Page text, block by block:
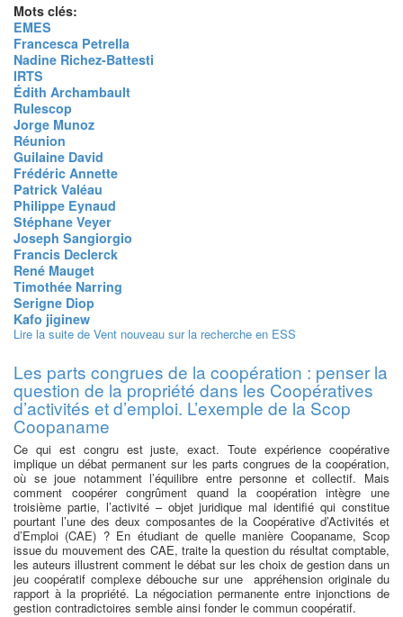
Mots clés:
EMES
Francesca Petrella
Nadine Richez-Battesti
IRTS
Édith Archambault
Rulescop
Jorge Munoz
Réunion
Guilaine David
Frédéric Annette
Patrick Valéau
Philippe Eynaud
Stéphane Veyer
Joseph Sangiorgio
Francis Declerck
René Mauget
Timothée Narring
Serigne Diop
Kafo jiginew
Lire la suite de Vent nouveau sur la recherche en ESS
Les parts congrues de la coopération : penser la
question de la propriété dans les Coopératives
d’activités et d’emploi. L’exemple de la Scop
Coopaname
Ce qui est congru est juste, exact. Toute expérience coopérative
implique un débat permanent sur les parts congrues de la coopération,
où se joue notamment l’équilibre entre personne et collectif. Mais
comment coopérer congrûment quand la coopération intègre une
troisième partie, l’activité – objet juridique mal identifié qui constitue
pourtant l’une des deux composantes de la Coopérative d’Activités et
d’Emploi (CAE) ? En étudiant de quelle manière Coopaname, Scop
issue du mouvement des CAE, traite la question du résultat comptable,
les auteurs illustrent comment le débat sur les choix de gestion dans un
jeu coopératif complexe débouche sur une appréhension originale du
rapport à la propriété. La négociation permanente entre injonctions de
gestion contradictoires semble ainsi fonder le commun coopératif.